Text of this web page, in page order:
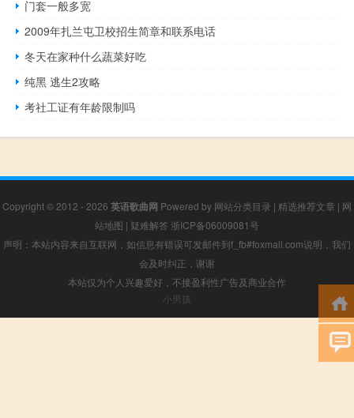
门套一般多宽
2009年扎兰屯卫校招生简章和联系电话
冬天在家种什么蔬菜好吃
纯黑 逃生2攻略
考社工证有年龄限制吗
Copyright © 2012 - 2026 英语歌曲网 Powered by 网站分类目录 | 精选推荐文章 | 网
站地图 | 疑难解答 浙ICP备06009081号
声明：本站内容来自互联网，如信息有错误可发邮件到f_fb#foxmail.com说明，我们
会及时纠正，谢谢
本站仅为个人兴趣爱好，不接盈利性广告及商业合作
小男孩